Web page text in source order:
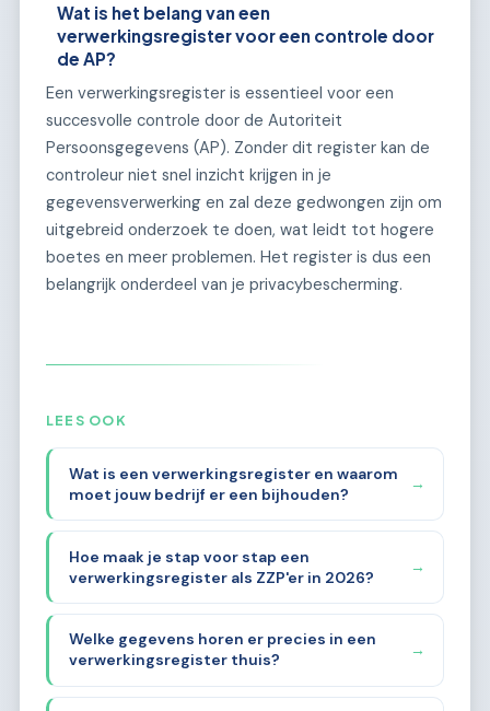
Wat is het belang van een
verwerkingsregister voor een controle door
de AP?
Een verwerkingsregister is essentieel voor een
succesvolle controle door de Autoriteit
Persoonsgegevens (AP). Zonder dit register kan de
controleur niet snel inzicht krijgen in je
gegevensverwerking en zal deze gedwongen zijn om
uitgebreid onderzoek te doen, wat leidt tot hogere
boetes en meer problemen. Het register is dus een
belangrijk onderdeel van je privacybescherming.
LEES OOK
Wat is een verwerkingsregister en waarom
moet jouw bedrijf er een bijhouden?
→
Hoe maak je stap voor stap een
verwerkingsregister als ZZP'er in 2026?
→
Welke gegevens horen er precies in een
verwerkingsregister thuis?
→